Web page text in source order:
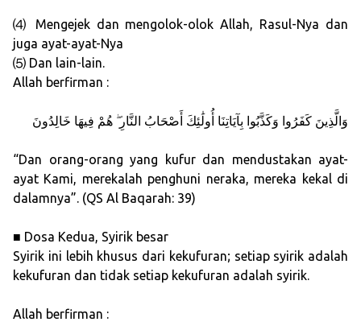
⑷ Mengejek dan mengolok-olok Allah, Rasul-Nya dan
juga ayat-ayat-Nya
⑸ Dan lain-lain.
Allah berfirman :
ﻭَﺍﻟَّﺬِﻳﻦَ ﻛَﻔَﺮُﻭﺍ ﻭَﻛَﺬَّﺑُﻮﺍ ﺑِﺂﻳَﺎﺗِﻨَﺎ ﺃُﻭﻟَٰﺌِﻚَ ﺃَﺻْﺤَﺎﺏُ ﺍﻟﻨَّﺎﺭِ ۖ ﻫُﻢْ ﻓِﻴﻬَﺎ ﺧَﺎﻟِﺪُﻭﻥَ
“Dan orang-orang yang kufur dan mendustakan ayat-
ayat Kami, merekalah penghuni neraka, mereka kekal di
dalamnya”. (QS Al Baqarah: 39)
■ Dosa Kedua, Syirik besar
Syirik ini lebih khusus dari kekufuran; setiap syirik adalah
kekufuran dan tidak setiap kekufuran adalah syirik.
Allah berfirman :